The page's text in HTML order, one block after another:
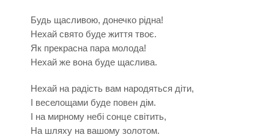
Будь щасливою, донечко рідна!
Нехай свято буде життя твоє.
Як прекрасна пара молода!
Нехай же вона буде щаслива.
Нехай на радість вам народяться діти,
І веселощами буде повен дім.
І на мирному небі сонце світить,
На шляху на вашому золотом.